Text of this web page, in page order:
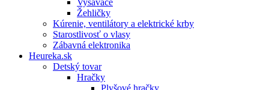
Žehličky
Kúrenie, ventilátory a elektrické krby
Starostlivosť o vlasy
Zábavná elektronika
Heureka.sk
Detský tovar
Hračky
Plyšové hračky